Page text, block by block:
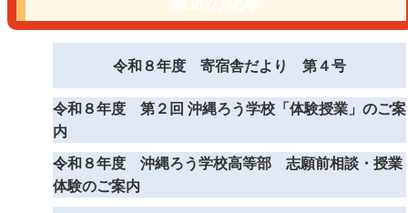
令和８年度 寄宿舎だより 第４号
令和８年度 第２回 沖縄ろう学校「体験授業」のご案
内
令和８年度 沖縄ろう学校高等部 志願前相談・授業
体験のご案内